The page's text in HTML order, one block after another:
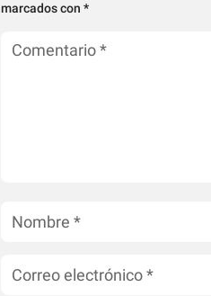
marcados con *